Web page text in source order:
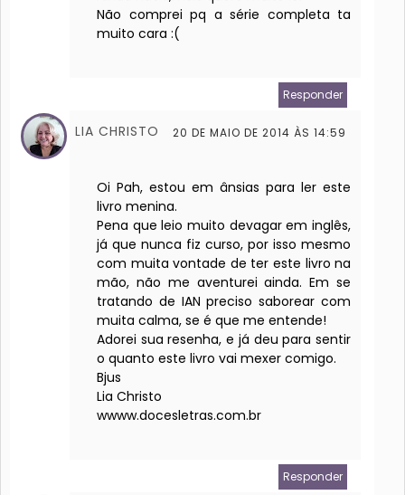
Não comprei pq a série completa ta
muito cara :(
Responder
LIA CHRISTO 20 DE MAIO DE 2014 ÀS 14:59
Oi Pah, estou em ânsias para ler este
livro menina.
Pena que leio muito devagar em inglês,
já que nunca fiz curso, por isso mesmo
com muita vontade de ter este livro na
mão, não me aventurei ainda. Em se
tratando de IAN preciso saborear com
muita calma, se é que me entende!
Adorei sua resenha, e já deu para sentir
o quanto este livro vai mexer comigo.
Bjus
Lia Christo
wwww.docesletras.com.br
Responder